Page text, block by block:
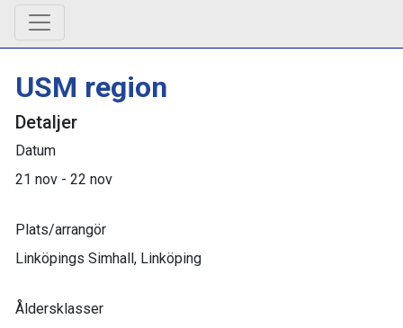
USM region
Detaljer
Datum
21 nov - 22 nov
Plats/arrangör
Linköpings Simhall, Linköping
Åldersklasser